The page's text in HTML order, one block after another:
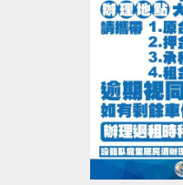
件是否符合（詳情請
者皆視同放棄，不得異